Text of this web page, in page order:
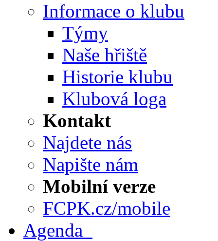
Informace o klubu
Týmy
Naše hřiště
Historie klubu
Klubová loga
Kontakt
Najdete nás
Napište nám
Mobilní verze
FCPK.cz/mobile
Agenda